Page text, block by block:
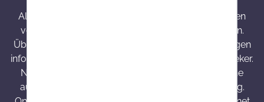
Alle bei Onlineapo angebotenen Arzneimittel werden
von Österreich versendet und sind dort zugelassen.
Über Wirkung und mögliche unerwünschte Wirkungen
informieren Gebrauchsinformation, Arzt oder Apotheker.
Nahrungsergänzungsmittel sind kein Ersatz für eine
ausgewogene und abwechslungsreiche Ernährung.